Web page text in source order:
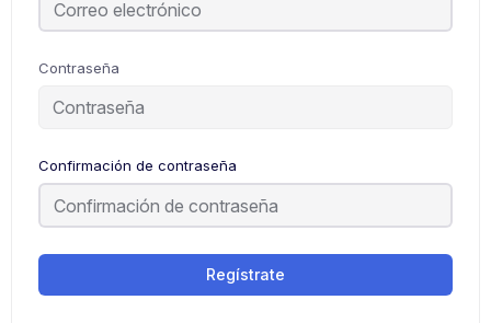
Contraseña
Confirmación de contraseña
Regístrate